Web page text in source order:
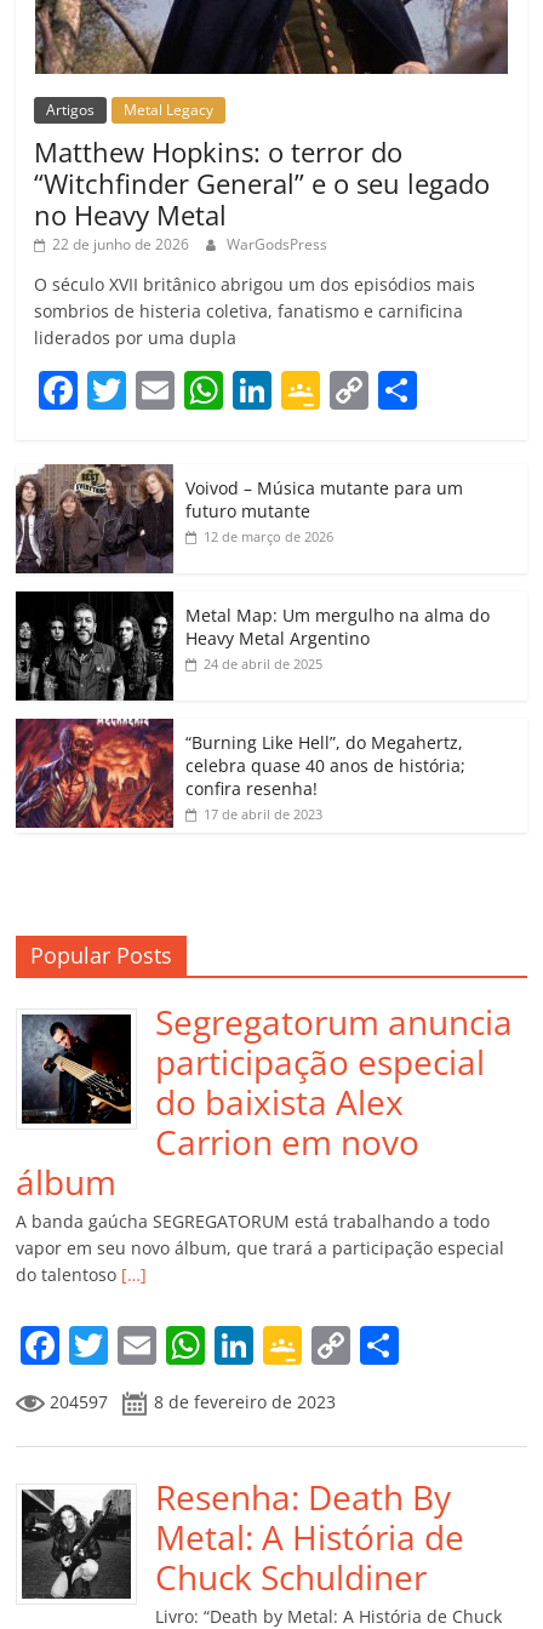
Artigos Metal Legacy
Matthew Hopkins: o terror do
“Witchfinder General” e o seu legado
no Heavy Metal
22 de junho de 2026 WarGodsPress
O século XVII britânico abrigou um dos episódios mais
sombrios de histeria coletiva, fanatismo e carnificina
liderados por uma dupla
F
c
e
b
o
o
k
T
itt
er
E
ai
W
at
s
A
p
Li
k
e
dI
G
gl
e
a
ss
o
m
C
y
k
p
h
Voivod – Música mutante para um
futuro mutante
12 de março de 2026
Metal Map: Um mergulho na alma do
Heavy Metal Argentino
24 de abril de 2025
“Burning Like Hell”, do Megahertz,
celebra quase 40 anos de história;
confira resenha!
17 de abril de 2023
Popular Posts
Segregatorum anuncia
participação especial
do baixista Alex
Carrion em novo
álbum
A banda gaúcha SEGREGATORUM está trabalhando a todo
vapor em seu novo álbum, que trará a participação especial
do talentoso […]
F
a
c
e
b
o
o
k
T
w
itt
er
E
m
ai
l
W
at
s
A
p
p
Li
k
e
dI
n
G
o
o
gl
e
Cl
a
ss
C
y
Li
n
k
p
ar
til
h
ar
204597 8 de fevereiro de 2023
Resenha: Death By
Metal: A História de
Chuck Schuldiner
Livro: “Death by Metal: A História de Chuck